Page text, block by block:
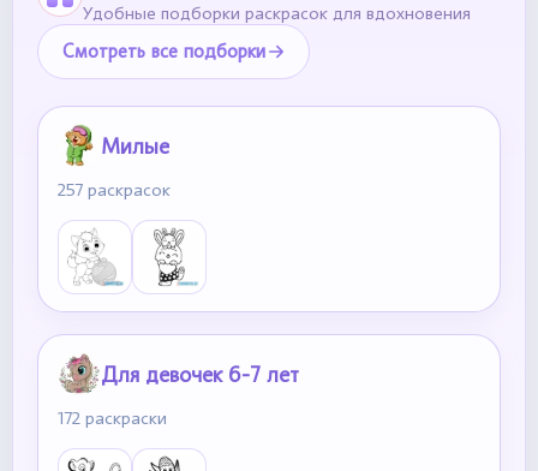
Удобные подборки раскрасок для вдохновения
Смотреть все подборки
Милые
257 раскрасок
Для девочек 6-7 лет
172 раскраски